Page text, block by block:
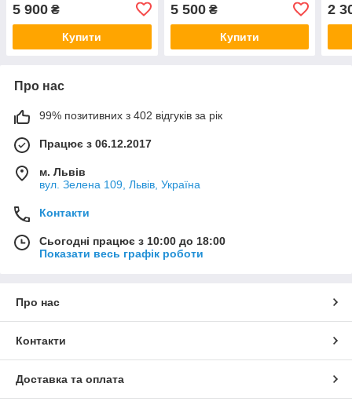
5 900 ₴
Купити
5 500₴
Купити
2
Про нас
99% позитивних з 402 відгуків за рік
Працює з 06.12.2017
м. Львів
вул. Зелена 109, Львів, Україна
Контакти
Сьогодні працює з 10:00 до 18:00
Показати весь графік роботи
Про нас
Контакти
Доставка та оплата